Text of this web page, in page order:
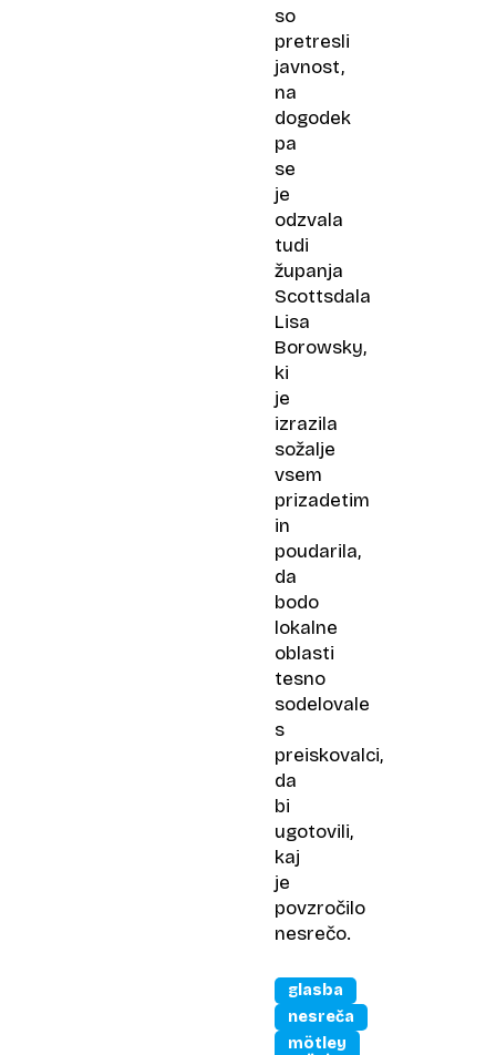
so
pretresli
javnost,
na
dogodek
pa
se
je
odzvala
tudi
županja
Scottsdala
Lisa
Borowsky,
ki
je
izrazila
sožalje
vsem
prizadetim
in
poudarila,
da
bodo
lokalne
oblasti
tesno
sodelovale
s
preiskovalci,
da
bi
ugotovili,
kaj
je
povzročilo
nesrečo.
glasba
nesreča
mötley